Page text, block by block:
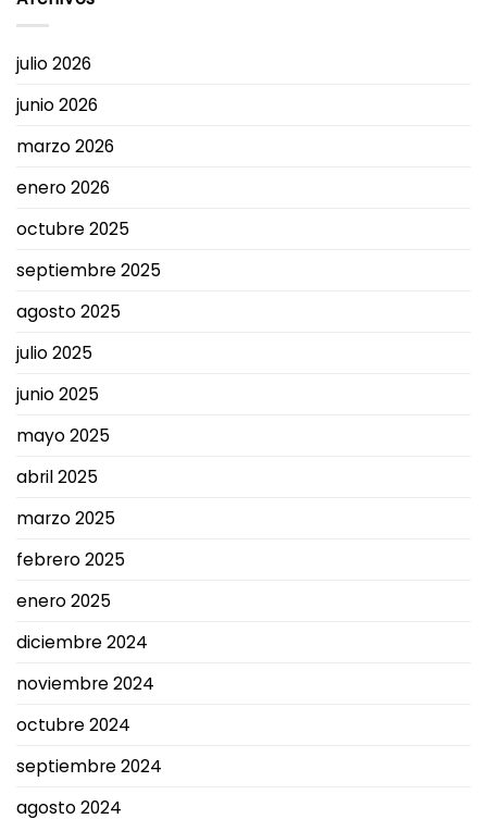
julio 2026
junio 2026
marzo 2026
enero 2026
octubre 2025
septiembre 2025
agosto 2025
julio 2025
junio 2025
mayo 2025
abril 2025
marzo 2025
febrero 2025
enero 2025
diciembre 2024
noviembre 2024
octubre 2024
septiembre 2024
agosto 2024